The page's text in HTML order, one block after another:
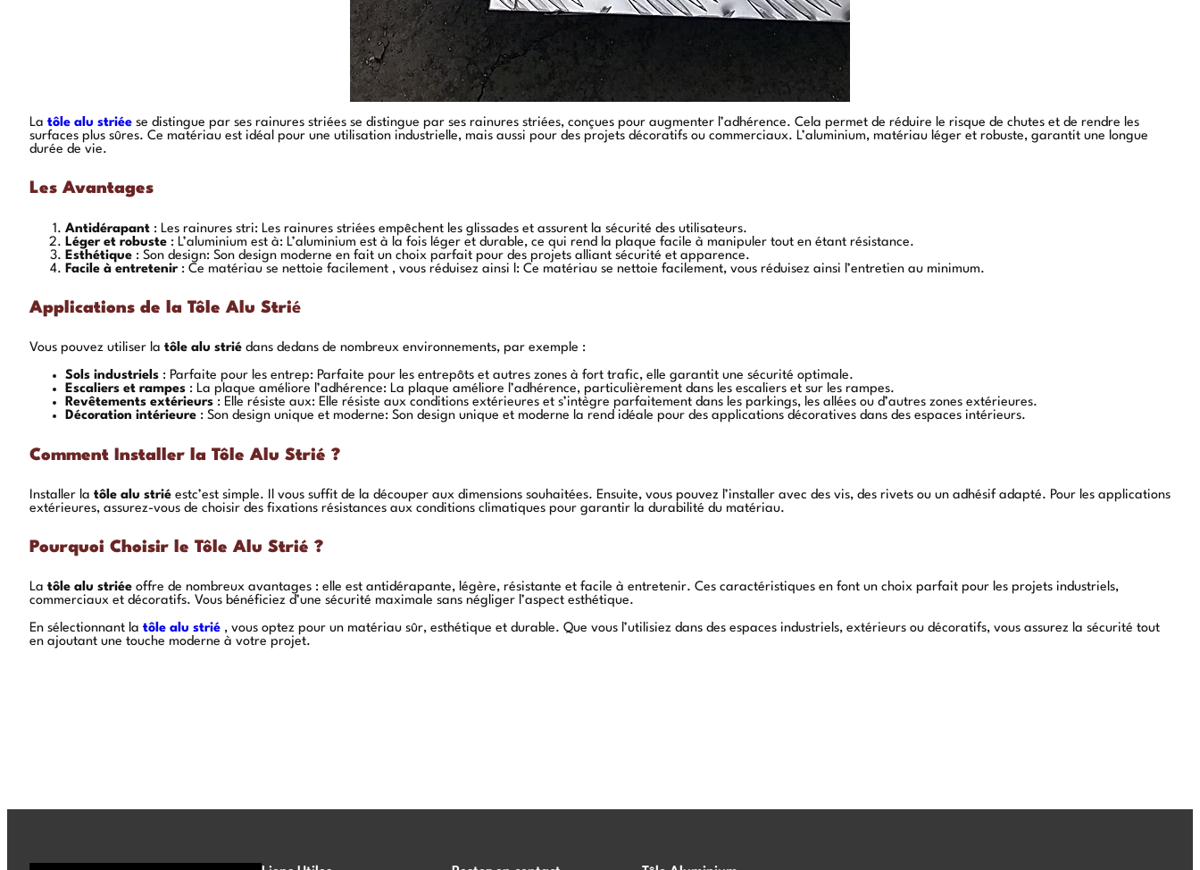
La tôle alu striée se distingue par ses rainures striées se distingue par ses rainures striées, conçues pour augmenter l’adhérence. Cela permet de réduire le risque de chutes et de rendre les
surfaces plus sûres. Ce matériau est idéal pour une utilisation industrielle, mais aussi pour des projets décoratifs ou commerciaux. L’aluminium, matériau léger et robuste, garantit une longue
durée de vie.
Les Avantages
Antidérapant : Les rainures stri: Les rainures striées empêchent les glissades et assurent la sécurité des utilisateurs.
Léger et robuste : L’aluminium est à: L’aluminium est à la fois léger et durable, ce qui rend la plaque facile à manipuler tout en étant résistance.
Esthétique : Son design: Son design moderne en fait un choix parfait pour des projets alliant sécurité et apparence.
Facile à entretenir: Ce matériau se nettoie facilement , vous réduisez ainsi l: Ce matériau se nettoie facilement, vous réduisez ainsi l’entretien au minimum.
Applications de la Tôle Alu Strié
Vous pouvez utiliser la tôle alu strié dans dedans de nombreux environnements, par exemple :
Sols industriels : Parfaite pour les entrep: Parfaite pour les entrepôts et autres zones à fort trafic, elle garantit une sécurité optimale.
Escaliers et rampes : La plaque améliore l’adhérence: La plaque améliore l’adhérence, particulièrement dans les escaliers et sur les rampes.
Revêtements extérieurs : Elle résiste aux: Elle résiste aux conditions extérieures et s’intègre parfaitement dans les parkings, les allées ou d’autres zones extérieures.
Décoration intérieure : Son design unique et moderne: Son design unique et moderne la rend idéale pour des applications décoratives dans des espaces intérieurs.
Comment Installer la Tôle Alu Strié ?
Installer la tôle alu strié estc’est simple. Il vous suffit de la découper aux dimensions souhaitées. Ensuite, vous pouvez l’installer avec des vis, des rivets ou un adhésif adapté. Pour les applications
extérieures, assurez-vous de choisir des fixations résistances aux conditions climatiques pour garantir la durabilité du matériau.
Pourquoi Choisir le Tôle Alu Strié ?
La tôle alu striée offre de nombreux avantages : elle est antidérapante, légère, résistante et facile à entretenir. Ces caractéristiques en font un choix parfait pour les projets industriels,
commerciaux et décoratifs. Vous bénéficiez d’une sécurité maximale sans négliger l’aspect esthétique.
En sélectionnant la tôle alu strié , vous optez pour un matériau sûr, esthétique et durable. Que vous l’utilisiez dans des espaces industriels, extérieurs ou décoratifs, vous assurez la sécurité tout
en ajoutant une touche moderne à votre projet.